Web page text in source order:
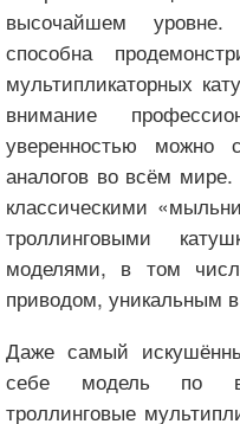
высочайшем
способна
мультипликаторных
внимание
уверенностью можно
аналогов во всём мире.
классическими
троллинговыми
моделями, в том
приводом, уникальным
Даже самый
себе модель по
троллинговые